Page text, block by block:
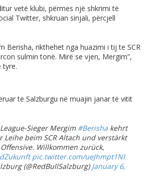
vetë klubi, përmes një shkrimi të
Twitter, shkruan sinjali, përcjell
Berisha, rikthehet nga huazimi i tij te SCR
sulmin tonë. Mirë se vjen, Mergim”,
tyre.
te Salzburgu në muajin janar të vitit
League-Sieger Mergim #Berisha kehrt
Leihe beim SCR Altach und verstärkt
Willkommen zurück,
pic.twitter.com/ueJhmpt1NI
(@RedBullSalzburg) January 6,